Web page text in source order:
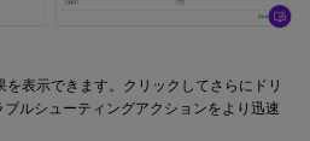
表示できます。クリックしてさらにドリ
ルシューティングアクションをより迅速